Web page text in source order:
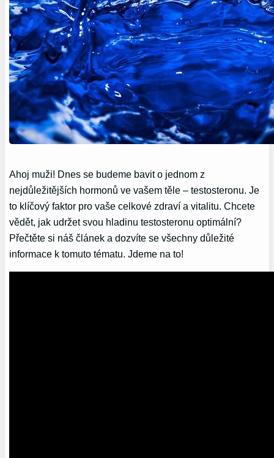
Ahoj muži! Dnes se budeme bavit o jednom z
nejdůležitějších‍ hormonů ve vašem těle – testosteronu. Je
⁤to klíčový faktor‍ pro vaše celkové ‍zdraví a vitalitu. Chcete
vědět, jak udržet svou hladinu testosteronu optimální?
Přečtěte si náš článek a dozvíte se všechny‍ důležité
informace k‍ tomuto tématu.⁤ Jdeme na ⁤to!